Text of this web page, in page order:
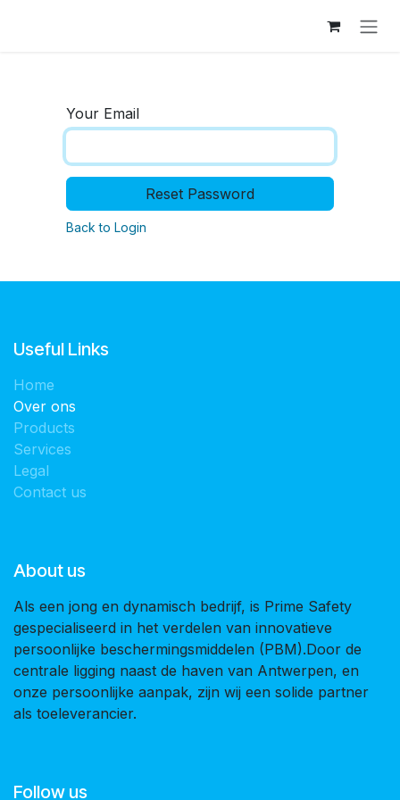
Your Email
Reset Password
Back to Login
Useful Links
Home
Over ons
Products
Services
Legal
Contact us
About us
Als een jong en dynamisch bedrijf, is Prime Safety
gespecialiseerd in het verdelen van innovatieve
persoonlijke beschermingsmiddelen (PBM).Door de
centrale ligging naast de haven van Antwerpen, en
onze persoonlijke aanpak, zijn wij een solide partner
als toeleverancier.
Follow us